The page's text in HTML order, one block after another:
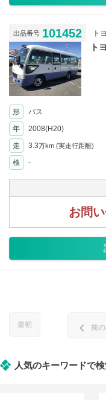
出品番号 101452 ト
ト
形 バス
年
2008(H20)
走 3.3万km (実走行距離)
検
-
お問
最初 chevron_left 前
人気のキーワードで